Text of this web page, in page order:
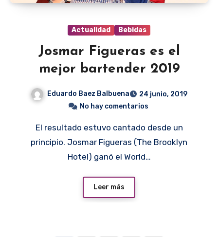
Actualidad Bebidas
Josmar Figueras es el
mejor bartender 2019
Eduardo Baez Balbuena
24 junio, 2019
No hay comentarios
El resultado estuvo cantado desde un
principio. Josmar Figueras (The Brooklyn
Hotel) ganó el World…
Leer más